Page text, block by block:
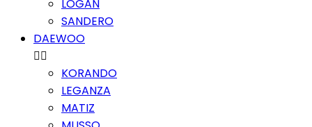
LOGAN
SANDERO
DAEWOO

KORANDO
LEGANZA
MATIZ